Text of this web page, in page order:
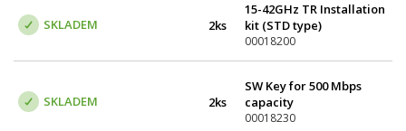
SKLADEM 2ks
15-42GHz TR Installation
kit (STD type)
00018200
SKLADEM 2ks
SW Key for 500 Mbps
capacity
00018230